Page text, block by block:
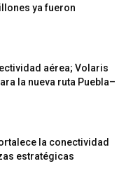
ya fueron
aérea; Volaris
la nueva ruta Puebla–
la conectividad
estratégicas